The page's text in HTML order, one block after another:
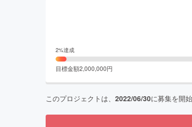
2%達成
目標金額2,000,000円
このプロジェクトは、 2022/06/30に募集を開